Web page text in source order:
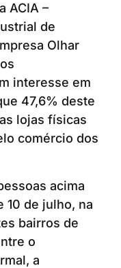
ACIA –
de
Olhar
interesse em
47,6% deste
lojas físicas
comércio dos
acima
10 de julho, na
bairros de
o
a